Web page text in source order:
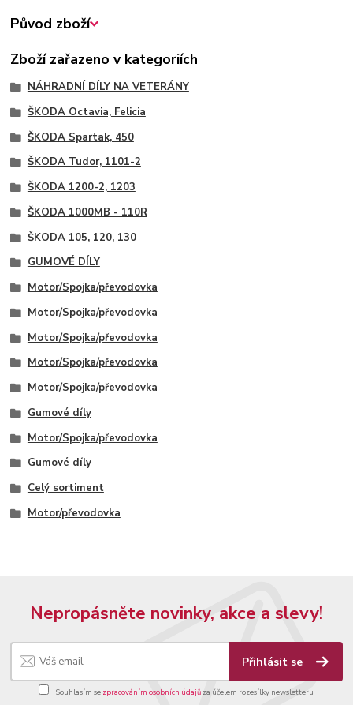
Původ zboží
Zboží zařazeno v kategoriích
NÁHRADNÍ DÍLY NA VETERÁNY
ŠKODA Octavia, Felicia
ŠKODA Spartak, 450
ŠKODA Tudor, 1101-2
ŠKODA 1200-2, 1203
ŠKODA 1000MB - 110R
ŠKODA 105, 120, 130
GUMOVÉ DÍLY
Motor/Spojka/převodovka
Motor/Spojka/převodovka
Motor/Spojka/převodovka
Motor/Spojka/převodovka
Motor/Spojka/převodovka
Gumové díly
Motor/Spojka/převodovka
Gumové díly
Celý sortiment
Motor/převodovka
Nepropásněte novinky, akce a slevy!
Přihlásit se
Souhlasím se zpracováním osobních údajůza účelem rozesílky newsletteru.